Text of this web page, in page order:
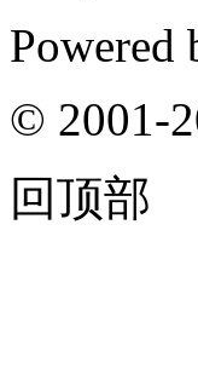
Powered
© 2001-
回顶部